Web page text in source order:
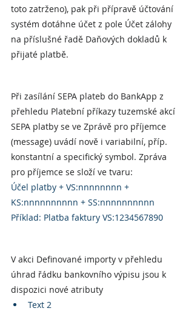
toto zatrženo), pak při přípravě účtování
systém dotáhne účet z pole Účet zálohy
na příslušné řadě Daňových dokladů k
přijaté platbě.
Při zasílání SEPA plateb do BankApp z
přehledu Platební příkazy tuzemské akcí
SEPA platby se ve Zprávě pro příjemce
(message) uvádí nově i variabilní, příp.
konstantní a specifický symbol. Zpráva
pro příjemce se složí ve tvaru:
Účel platby + VS:nnnnnnnn +
KS:nnnnnnnnnn + SS:nnnnnnnnnn
Příklad: Platba faktury VS:1234567890
V akci Definované importy v přehledu
úhrad řádku bankovního výpisu jsou k
dispozici nové atributy
Text 2